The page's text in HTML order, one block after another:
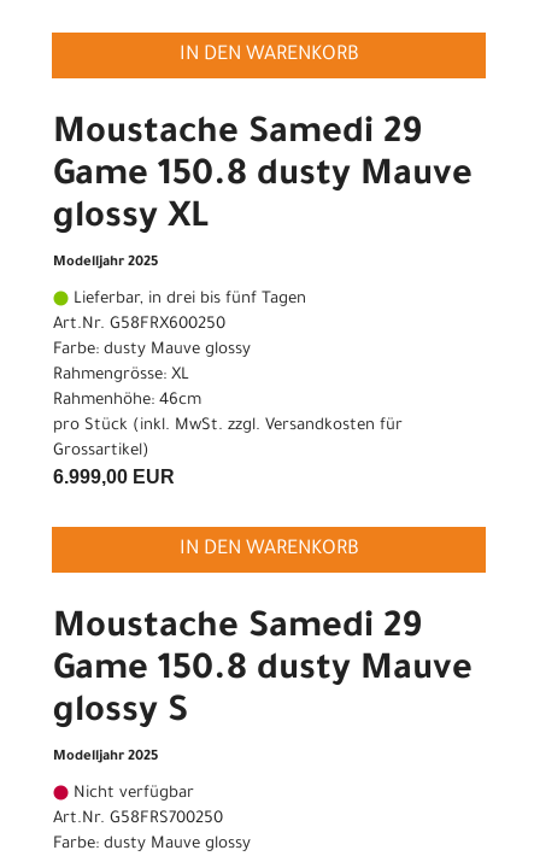
IN DEN WARENKORB
Moustache Samedi 29
Game 150.8 dusty Mauve
glossy XL
Modelljahr 2025
Lieferbar, in drei bis fünf Tagen
Art.Nr. G58FRX600250
Farbe: dusty Mauve glossy
Rahmengrösse: XL
Rahmenhöhe: 46cm
pro Stück (inkl. MwSt. zzgl. Versandkosten für
Grossartikel)
6.999,00 EUR
IN DEN WARENKORB
Moustache Samedi 29
Game 150.8 dusty Mauve
glossy S
Modelljahr 2025
Nicht verfügbar
Art.Nr. G58FRS700250
Farbe: dusty Mauve glossy